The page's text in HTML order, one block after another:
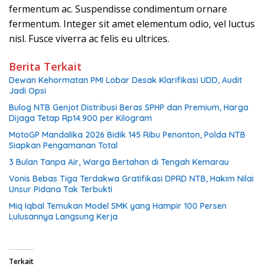
fermentum ac. Suspendisse condimentum ornare
fermentum. Integer sit amet elementum odio, vel luctus
nisl. Fusce viverra ac felis eu ultrices.
Berita Terkait
Dewan Kehormatan PMI Lobar Desak Klarifikasi UDD, Audit
Jadi Opsi
Bulog NTB Genjot Distribusi Beras SPHP dan Premium, Harga
Dijaga Tetap Rp14.900 per Kilogram
MotoGP Mandalika 2026 Bidik 145 Ribu Penonton, Polda NTB
Siapkan Pengamanan Total
3 Bulan Tanpa Air, Warga Bertahan di Tengah Kemarau
Vonis Bebas Tiga Terdakwa Gratifikasi DPRD NTB, Hakim Nilai
Unsur Pidana Tak Terbukti
Miq Iqbal Temukan Model SMK yang Hampir 100 Persen
Lulusannya Langsung Kerja
Terkait